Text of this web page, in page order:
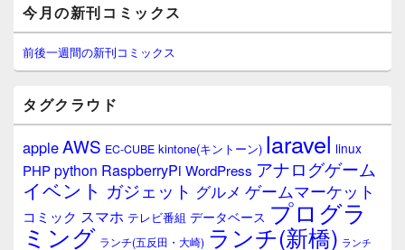
イ
ン
サ
イ
ウ
ィ
ジ
ェ
今月の新刊コミックス
前後一週間の新刊コミックス
タグクラウド
appleAWS EC-CUBE kintone(キントーン) laravel linux
PHPpython RaspberryPi WordPress アナログゲーム
イベント ガジェット グルメ ゲームマーケット
コミック スマホ テレビ番組 データベース プログラ
ミング ランチ(五反田・大崎) ランチ(新橋) ランチ